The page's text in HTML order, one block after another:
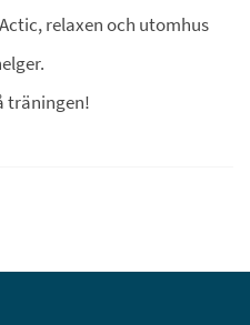
relaxen och utomhus
träningen!